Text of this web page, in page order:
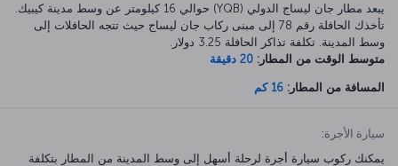
يبعد مطار جان ليساج الدولي (YQB) حوالي 16 كيلومتر عن وسط مدينة كيبيك.
تأخذك الحافلة رقم 78 إلى مبنى ركاب جان ليساج حيث تتجه الحافلات إلى
وسط المدينة. تكلفة تذاكر الحافلة 3.25 دولار.
متوسط الوقت من المطار: 20 دقيقة
المسافة من المطار: 16 كم
سيارة الأجرة:
يمكنك ركوب سيارة أجرة لرحلة أسهل إلى وسط المدينة من المطار بتكلفة